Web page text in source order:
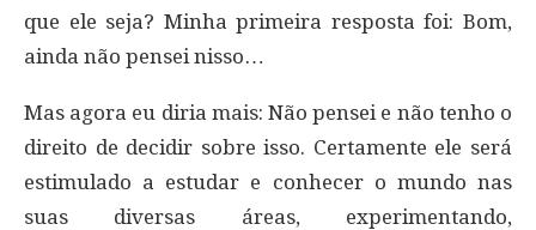
que ele seja? Minha primeira resposta foi: Bom,
ainda não pensei nisso…
Mas agora eu diria mais: Não pensei e não tenho o
direito de decidir sobre isso. Certamente ele será
estimulado a estudar e conhecer o mundo nas
suas diversas áreas, experimentando,